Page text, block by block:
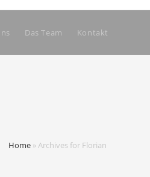
Das Team Kontakt
Home »Archives for Florian